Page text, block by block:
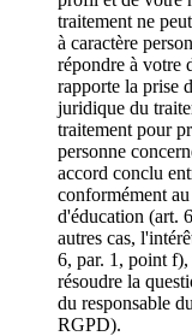
traitement ne
à caractère
répondre à votre
rapporte la prise
juridique du
traitement pour
personne
accord conclu
conformément
d'éducation (art.
autres cas,
6, par. 1, point f),
résoudre la
du responsable
RGPD).